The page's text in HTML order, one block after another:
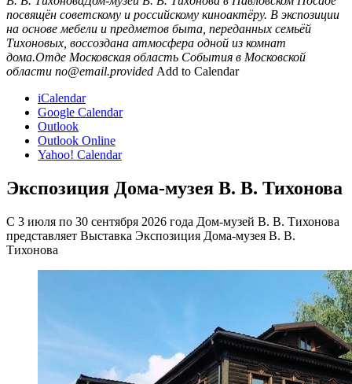
посвящён советскому и российскому киноактёру. В экспозиции
на основе мебели и предметов быта, переданных семьёй
Тихоновых, воссоздана атмосфера одной из комнат
дома.Отде Московская область События в Московской
области no@email.provided Add to Calendar
iCalendar
Google Calendar
Outlook
Outlook Online
Yahoo! Calendar
Экспозиция Дома-музея В. В. Тихонова
С 3 июля по 30 сентября 2026 года Дом-музей В. В. Тихонова
представляет Выставка Экспозиция Дома-музея В. В.
Тихонова